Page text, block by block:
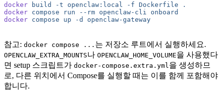
docker build -t openclaw:local -f Dockerfile .
docker compose run --rm openclaw-cli
onboard
docker compose up -d openclaw-gateway
참고: docker compose ... 는 저장소 루트에서 실행하세요.
OPENCLAW_EXTRA_MOUNTS나 OPENCLAW_HOME_VOLUME을 사용했다
면 setup 스크립트가 docker-compose.extra.yml 을 생성하므
로, 다른 위치에서 Compose를 실행할 때는 이를 함께 포함해야
합니다.